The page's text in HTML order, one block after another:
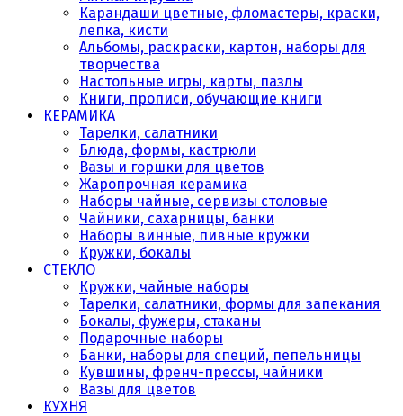
Карандаши цветные, фломастеры, краски,
лепка, кисти
Альбомы, раскраски, картон, наборы для
творчества
Настольные игры, карты, пазлы
Книги, прописи, обучающие книги
КЕРАМИКА
Тарелки, салатники
Блюда, формы, кастрюли
Вазы и горшки для цветов
Жаропрочная керамика
Наборы чайные, сервизы столовые
Чайники, сахарницы, банки
Наборы винные, пивные кружки
Кружки, бокалы
СТЕКЛО
Кружки, чайные наборы
Тарелки, салатники, формы для запекания
Бокалы, фужеры, стаканы
Подарочные наборы
Банки, наборы для специй, пепельницы
Кувшины, френч-прессы, чайники
Вазы для цветов
КУХНЯ